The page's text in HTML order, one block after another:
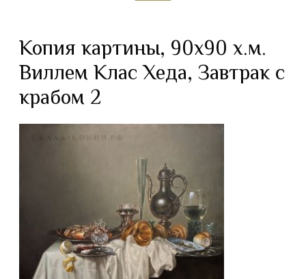
Копия картины, 90х90 х.м.
Виллем Клас Хеда, Завтрак с
крабом 2